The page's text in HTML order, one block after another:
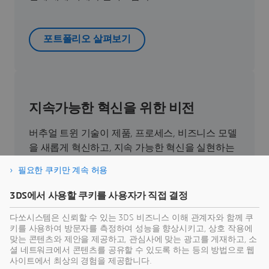
포트폴리오 살펴보기
지속가능한 혁신을 위한 비전
버추얼 트윈 기술이 제품, 프로세스, 비즈니스 모델
을 새롭게 혁신하고, 지속 가능한 혁신을 실현하는
지속가능성 알아보기
필요한 쿠키만 계속 허용
3DS에서 사용할 쿠키를 사용자가 직접 결정
다쏘시스템은 신뢰할 수 있는 3DS 비즈니스 이해 관계자와 함께 쿠
키를 사용하여 방문자를 측정하여 성능을 향상시키고, 상호 작용에
맞는 콘텐츠와 제안을 제공하고, 관심사에 맞는 광고를 게재하고, 소
셜 네트워크에서 콘텐츠를 공유할 수 있도록 하는 등의 방법으로 웹
사이트에서 최상의 경험을 제공합니다.